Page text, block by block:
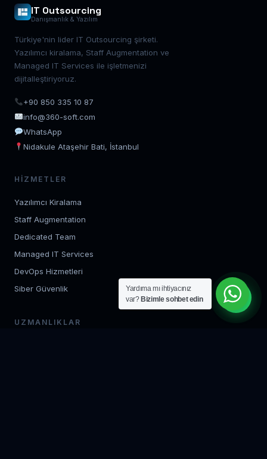
IT Outsourcing
Danışmanlık & Yazılım
Türkiye'nin lider IT Outsourcing şirketi.
Yazılımcı kiralama, Staff Augmentation ve
Managed IT Services ile işletmenizi
dijitalleştiriyoruz.
+90 850 335 10 87
info@360-soft.com
WhatsApp
Nidakule Ataşehir Bati, İstanbul
HIZMETLER
Yazılımcı Kiralama
Staff Augmentation
Dedicated Team
Managed IT Services
DevOps Hizmetleri
Siber Güvenlik
UZMANLIKLAR
Yardıma mı ihtiyacınız
var? Bizimle sohbet edin